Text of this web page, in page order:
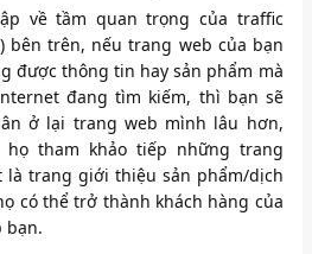
về tầm quan trọng của traffic
bên trên, nếu trang web của bạn
được thông tin hay sản phẩm mà
đang tìm kiếm, thì bạn sẽ
ở lại trang web mình lâu hơn,
họ tham khảo tiếp những trang
là trang giới thiệu sản phẩm/dịch
có thể trở thành khách hàng của
bạn.